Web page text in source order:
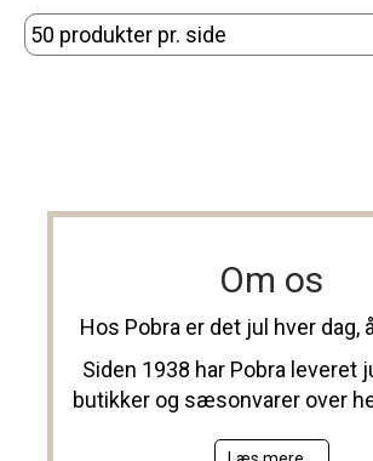
Om os
Hos Pobra er det jul hver dag,
Siden 1938 har Pobra leveret
butikker og sæsonvarer over